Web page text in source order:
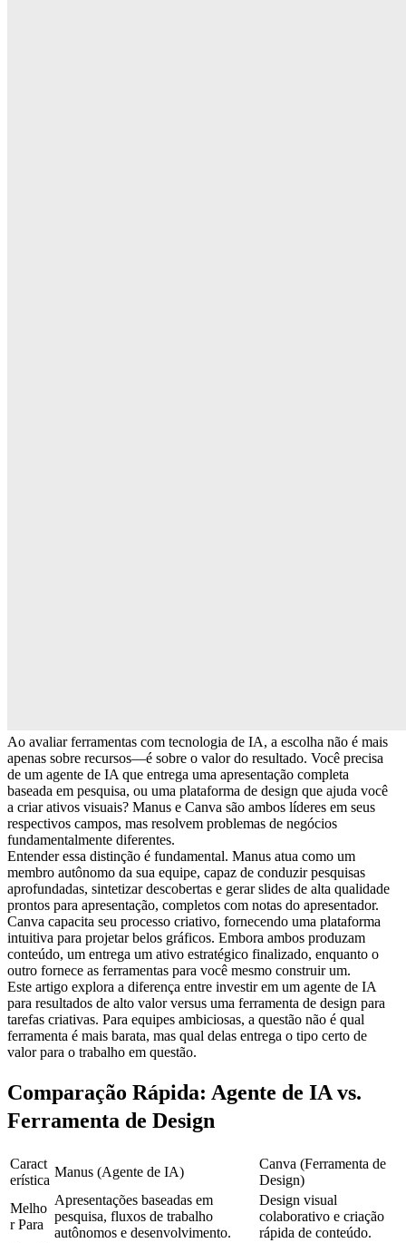
Ao avaliar ferramentas com tecnologia de IA, a escolha não é mais
apenas sobre recursos—é sobre o valor do resultado. Você precisa
de um agente de IA que entrega uma apresentação completa
baseada em pesquisa, ou uma plataforma de design que ajuda você
a criar ativos visuais? Manus e Canva são ambos líderes em seus
respectivos campos, mas resolvem problemas de negócios
fundamentalmente diferentes.
Entender essa distinção é fundamental. Manus atua como um
membro autônomo da sua equipe, capaz de conduzir pesquisas
aprofundadas, sintetizar descobertas e gerar slides de alta qualidade
prontos para apresentação, completos com notas do apresentador.
Canva capacita seu processo criativo, fornecendo uma plataforma
intuitiva para projetar belos gráficos. Embora ambos produzam
conteúdo, um entrega um ativo estratégico finalizado, enquanto o
outro fornece as ferramentas para você mesmo construir um.
Este artigo explora a diferença entre investir em um agente de IA
para resultados de alto valor versus uma ferramenta de design para
tarefas criativas. Para equipes ambiciosas, a questão não é qual
ferramenta é mais barata, mas qual delas entrega o tipo certo de
valor para o trabalho em questão.
Comparação Rápida: Agente de IA vs.
Ferramenta de Design
Caract
erística
Manus (Agente de IA)
Canva (Ferramenta de
Design)
Melho
r Para
Apresentações baseadas em
pesquisa, fluxos de trabalho
autônomos e desenvolvimento.
Design visual
colaborativo e criação
rápida de conteúdo.